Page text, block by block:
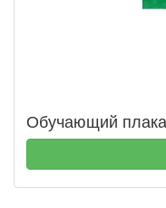
Обучающий